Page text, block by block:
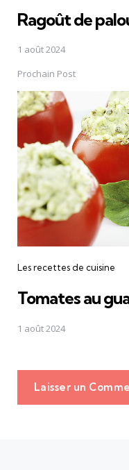
Ragoût de
1 août 2024
Prochain Post
Les recettes de cuisine
Tomates au
1 août 2024
Laisser un